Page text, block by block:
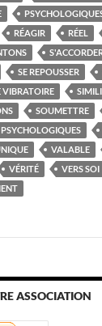
RÉAGIR RÉEL
SE REPOUSSER
VIBRATOIRE
SOUMETTRE
VALABLE
VÉRITÉ VERS SOI
ASSOCIATION